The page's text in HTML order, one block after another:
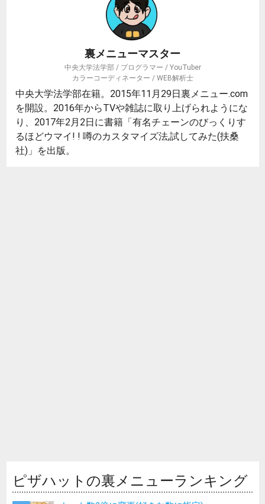
裏メニューマスター
中央大学法学部 / プログラマー / YouTuber
カラーコーディネーター / WEB解析士
中央大学法学部在籍。2015年11月29日裏メニュー.com
を開設。2016年からTVや雑誌に取り上げられようにな
り、2017年2月2日に書籍「有名チェーンのびっくりす
るほどウマイ! ! 噂のカスタマイズ法,試してみた(扶桑
社)」を出版。
ピザハットの裏メニューランキング